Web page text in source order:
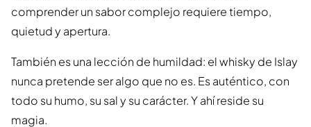
comprender un sabor complejo requiere tiempo,
quietud y apertura.
También es una lección de humildad: el whisky de Islay
nunca pretende ser algo que no es. Es auténtico, con
todo su humo, su sal y su carácter. Y ahí reside su
magia.